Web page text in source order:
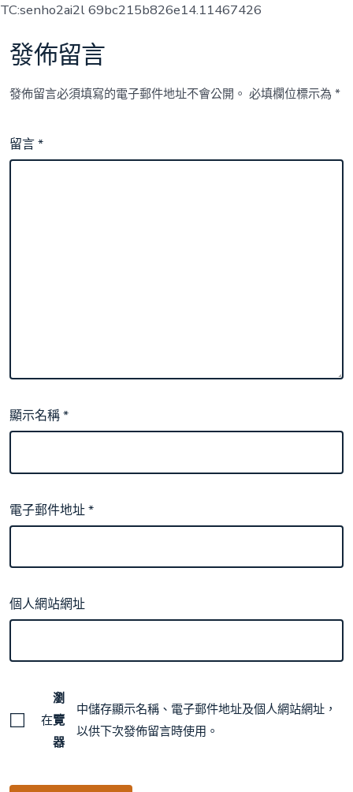
TC:senho2ai2l 69bc215b826e14.11467426
發佈留言
發佈留言必須填寫的電子郵件地址不會公開。 必填欄位標示為*
留言*
顯示名稱*
電子郵件地址*
個人網站網址
在
瀏
覽
器
中儲存顯示名稱、電子郵件地址及個人網站網址，
以供下次發佈留言時使用。